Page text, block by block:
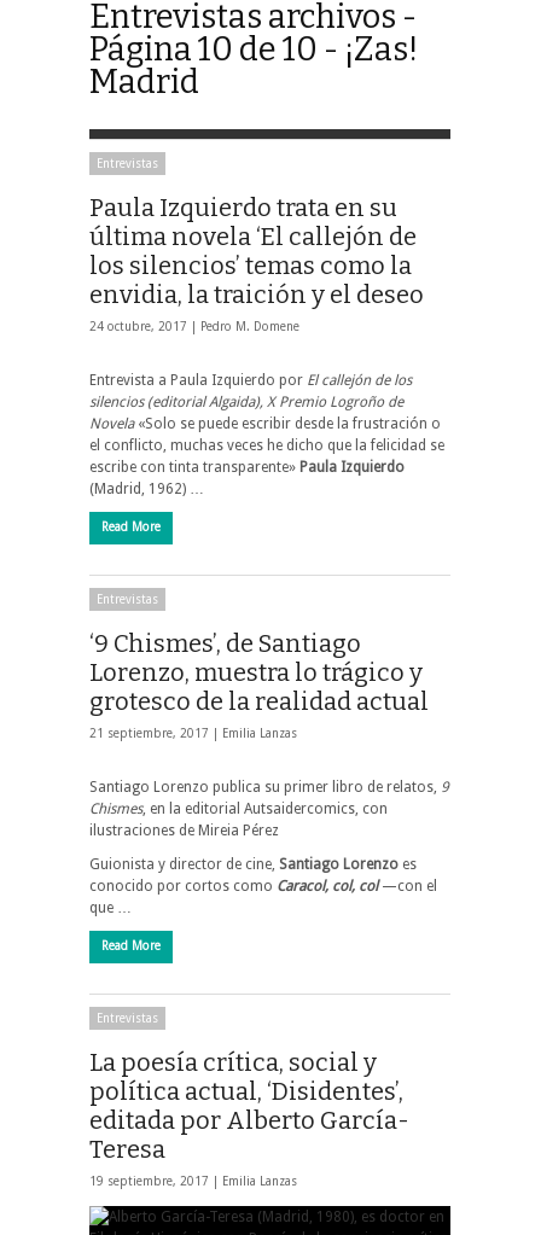
Entrevistas archivos -
Página 10 de 10 - ¡Zas!
Madrid
Entrevistas
Paula Izquierdo trata en su
última novela ‘El callejón de
los silencios’ temas como la
envidia, la traición y el deseo
24 octubre, 2017 | Pedro M. Domene
Entrevista a Paula Izquierdo por El callejón de los
silencios (editorialAlgaida), X Premio Logroño de
Novela«Solo se puede escribir desde la frustración o
el conflicto, muchas veces he dicho que la felicidad se
escribe con tinta transparente» Paula Izquierdo
(Madrid, 1962) …
Read More
Entrevistas
‘9 Chismes’, de Santiago
Lorenzo, muestra lo trágico y
grotesco de la realidad actual
21 septiembre, 2017 | Emilia Lanzas
Santiago Lorenzo publica su primer libro de relatos, 9
Chismes, en la editorial Autsaidercomics, con
ilustraciones de Mireia Pérez
Guionista y director de cine, Santiago Lorenzo es
conocido por cortos como Caracol, col, col—con el
que …
Read More
Entrevistas
La poesía crítica, social y
política actual, ‘Disidentes’,
editada por Alberto García-
Teresa
19 septiembre, 2017 | Emilia Lanzas